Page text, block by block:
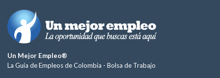
Un Mejor Empleo®
La Guía de Empleos de Colombia - Bolsa de Trabajo